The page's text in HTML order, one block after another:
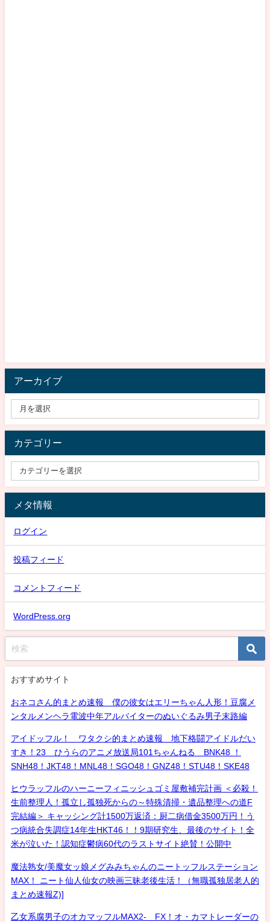
アーカイブ
カテゴリー
メタ情報
ログイン
投稿フィード
コメントフィード
WordPress.org
おすすめサイト
おネコさん的まとめ速報 僕の彼女はエリーちゃん人形！豆腐メ
ンタルメンヘラ電波中年アルバイターのぬいぐるみ男子末路編
アイドッフル！ ワタクシ的まとめ速報 地下格闘アイドルだい
すき！23 ひうらのアニメ放送局101ちゃんねる BNK48 ！
SNH48！JKT48！MNL48！SGO48！GNZ48！STU48！SKE48
ヒウラッフルのハーニーフィニッシュゴミ屋敷補完計画 ＜必殺！
生前整理人！孤立し孤独死からの～特殊清掃・遺品整理への道F
完結編＞ キャッシング計1500万返済：厨二病借金3500万円！う
つ病統合失調症14年生HKT46！！9期研究生、最後のサイト！全
米が泣いた！認知症鬱病60代のラストサイト絶賛！公開中
魔法熟女/美魔女ッ娘メグみみちゃんのニートッフルステーション
MAX！ ニート仙人仙女の映画三昧老後生活！（無職孤独居老人的
まとめ速報Z)]
乙女系腐男子のオカマッフルMAX2- FX！オ・カマトレーダーの